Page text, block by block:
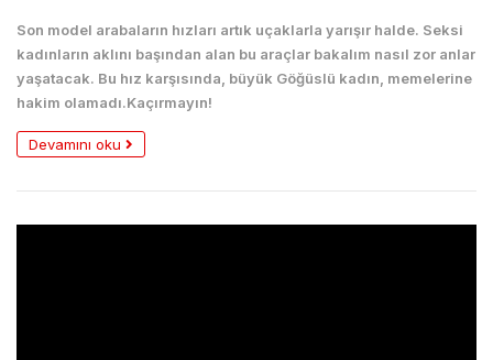
Son model arabaların hızları artık uçaklarla yarışır halde. Seksi
kadınların aklını başından alan bu araçlar bakalım nasıl zor anlar
yaşatacak. Bu hız karşısında, büyük Göğüslü kadın, memelerine
hakim olamadı.Kaçırmayın!
Devamını oku